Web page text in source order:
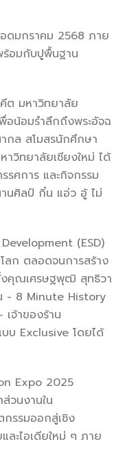
ดมกราคม 2568 ภาย
ร้อมกับปูพื้นฐาน
มหาวิทยาลัย
อน้อมรำลึกถึงพระอัจฉ
กล สโมสรนักศึกษา
วิทยาลัยเชียงใหม่ ได้
รศการ และกิจกรรม
นศิลป์ กิ๋น แอ่ว อู้ ไม่
(ESD)
ลก ตลอดจนการสร้าง
งคุณเศรษฐพุฒิ สุทธิวา
- 8 Minute History
จ้าของร้าน
บ Exclusive โดยได้
Expo 2025
วนงานใน
รรมออกสู่เชิง
ะไอเดียใหม่ ๆ ภาย